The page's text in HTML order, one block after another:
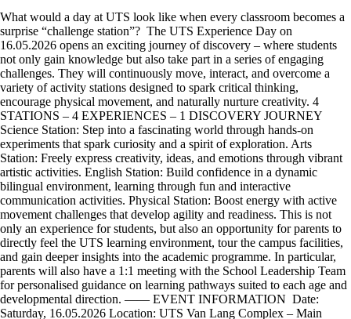
What would a day at UTS look like when every classroom becomes a
surprise “challenge station”? The UTS Experience Day on
16.05.2026 opens an exciting journey of discovery – where students
not only gain knowledge but also take part in a series of engaging
challenges. They will continuously move, interact, and overcome a
variety of activity stations designed to spark critical thinking,
encourage physical movement, and naturally nurture creativity. 4
STATIONS – 4 EXPERIENCES – 1 DISCOVERY JOURNEY
Science Station: Step into a fascinating world through hands-on
experiments that spark curiosity and a spirit of exploration. Arts
Station: Freely express creativity, ideas, and emotions through vibrant
artistic activities. English Station: Build confidence in a dynamic
bilingual environment, learning through fun and interactive
communication activities. Physical Station: Boost energy with active
movement challenges that develop agility and readiness. This is not
only an experience for students, but also an opportunity for parents to
directly feel the UTS learning environment, tour the campus facilities,
and gain deeper insights into the academic programme. In particular,
parents will also have a 1:1 meeting with the School Leadership Team
for personalised guidance on learning pathways suited to each age and
developmental direction. —— EVENT INFORMATION Date:
Saturday, 16.05.2026 Location: UTS Van Lang Complex – Main